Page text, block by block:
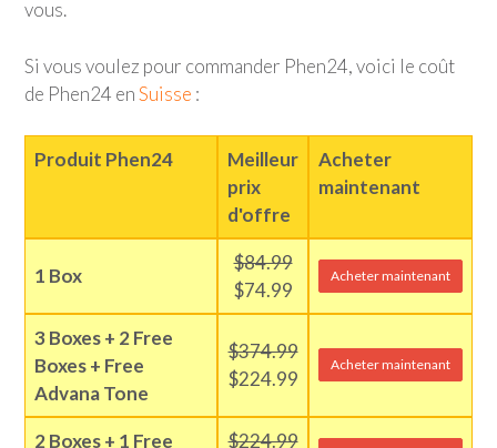
vous.
Si vous voulez pour commander Phen24, voici le coût
de Phen24 enSuisse :
Produit Phen24
Meilleur
prix
d'offre
Acheter
maintenant
1 Box
$84.99
$74.99
Acheter maintenant
3 Boxes + 2 Free
Boxes + Free
Advana Tone
$374.99
$224.99
Acheter maintenant
2 Boxes + 1 Free
$224.99